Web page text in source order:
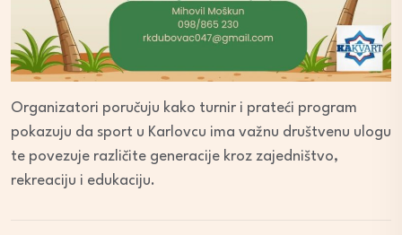
Organizatori poručuju kako turnir i prateći program
pokazuju da sport u Karlovcu ima važnu društvenu ulogu
te povezuje različite generacije kroz zajedništvo,
rekreaciju i edukaciju.